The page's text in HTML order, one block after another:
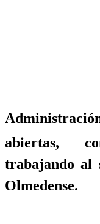
abiertas,
trabajando al
Olmedense.